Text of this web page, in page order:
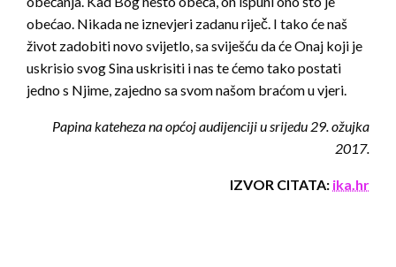
obećao. Nikada ne iznevjeri zadanu riječ. I tako će naš
život zadobiti novo svijetlo, sa sviješću da će Onaj koji je
uskrisio svog Sina uskrisiti i nas te ćemo tako postati
jedno s Njime, zajedno sa svom našom braćom u vjeri.
Papina kateheza na općoj audijenciji u srijedu 29. ožujka
2017.
IZVOR CITATA: ika.hr